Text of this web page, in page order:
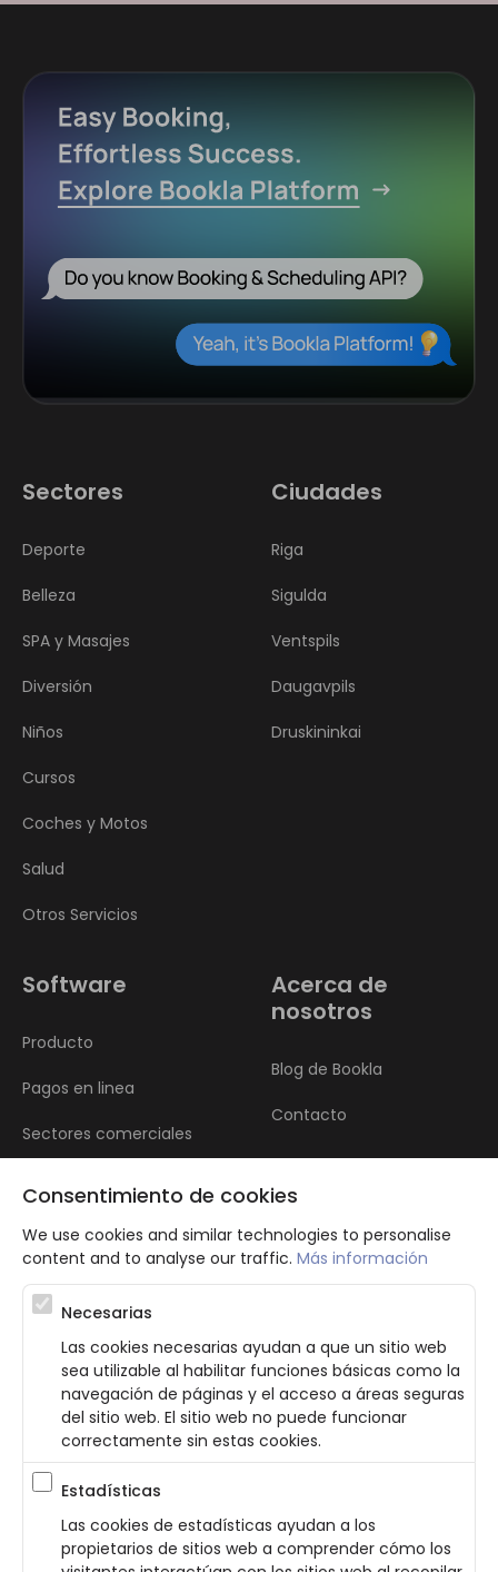
Consentimiento de cookies
We use cookies and similar technologies to personalise
content and to analyse our traffic. Más información
Necesarias
Las cookies necesarias ayudan a que un sitio web
sea utilizable al habilitar funciones básicas como la
navegación de páginas y el acceso a áreas seguras
del sitio web. El sitio web no puede funcionar
correctamente sin estas cookies.
Estadísticas
Las cookies de estadísticas ayudan a los
propietarios de sitios web a comprender cómo los
Sectores
Deporte
Belleza
SPA y Masajes
Diversión
Niños
Cursos
Coches y Motos
Salud
Otros Servicios
Ciudades
Riga
Sigulda
Ventspils
Daugavpils
Druskininkai
Software
Producto
Pagos en linea
Sectores comerciales
Acerca de
nosotros
Blog de Bookla
Contacto
Atbalsta programma augsti kvalificētu darba ņēmēju piesaistei.
Projekta ietvaros plānota informācijas pakalpojuma izstrāde, kas
ļauj pakalpojumu sniedzējiem digitalizēt uzņēmuma procesus.
Projekta rezultātā ir veikta mobilo lietotņu un pašapkalpošanās
portāla izveide. Projekta ieviešanas rezultatā plānota
bezkontakta apkalpošanas risinājumu izveide pakalpojumu
sniedzējiem. Nr. JU-PI-2022/43.
Política de Privacidad Terminos y Condiciones